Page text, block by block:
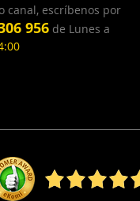
canal, escríbenos por
956de Lunes a